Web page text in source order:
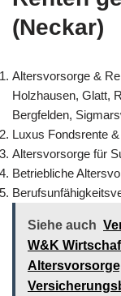
(Neckar)
Altersvorsorge &
Holzhausen, Glatt,
Bergfelden,
Luxus Fondsrente
Altersvorsorge für
Betriebliche
Siehe auch
W&K